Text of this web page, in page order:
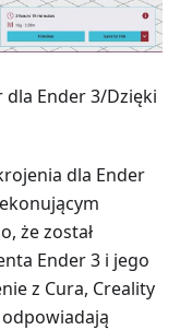
Ender 3/Dzięki
dla Ender
że został
Ender 3 i jego
z Cura, Creality